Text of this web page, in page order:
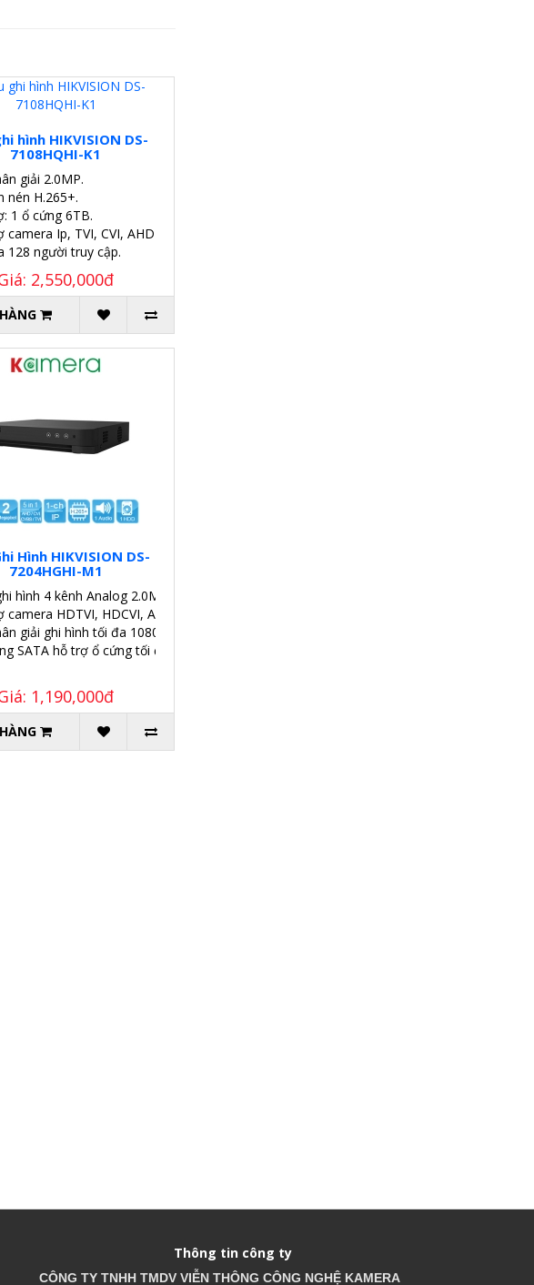
hình HIKVISION DS-
7108HQHI-K1
giải 2.0MP.
nén H.265+.
1 ổ cứng 6TB.
camera Ip, TVI, CVI, AHD
128 người truy cập.
2,550,000đ
Hình HIKVISION DS-
7204HGHI-M1
hình 4 kênh Analog 2.0MP.
camera HDTVI, HDCVI, AHD, Analog.
giải ghi hình tối đa 1080p.
SATA hỗ trợ ổ cứng tối đa 4TB.
1,190,000đ
Thông tin công ty
CÔNG TY TNHH TMDV VIỄN THÔNG CÔNG NGHỆ KAMERA